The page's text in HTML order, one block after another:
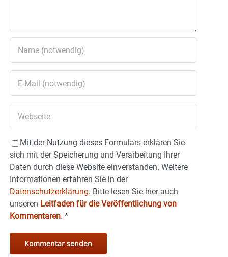
Mit der Nutzung dieses Formulars erklären Sie
sich mit der Speicherung und Verarbeitung Ihrer
Daten durch diese Website einverstanden. Weitere
Informationen erfahren Sie in der
Datenschutzerklärung. Bitte lesen Sie hier auch
unseren Leitfaden für die Veröffentlichung von
Kommentaren. *